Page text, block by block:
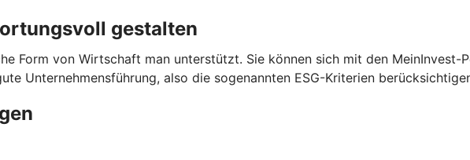
gestalten
Form von Wirtschaft man unterstützt. Sie können sich mit den
Unternehmensführung, also die sogenannten ESG-Kriterien